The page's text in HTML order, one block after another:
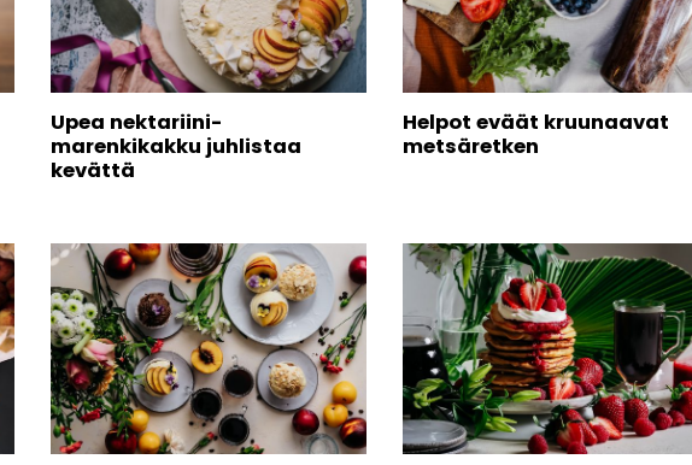
Upea nektariini-
marenkikakku juhlistaa
kevättä
Helpot eväät kruunaavat
metsäretken